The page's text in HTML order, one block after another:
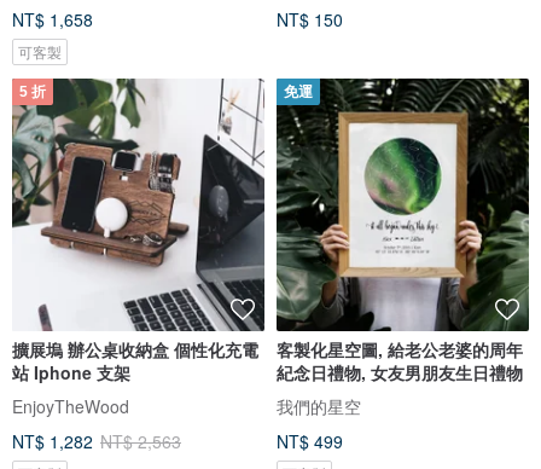
NT$ 1,658
可客製
NT$ 150
5 折
擴展塢 辦公桌收納盒 個性化充電
站 Iphone 支架
EnjoyTheWood
NT$ 1,282 NT$ 2,563
免運
客製化星空圖, 給老公老婆的周年
紀念日禮物, 女友男朋友生日禮物
我們的星空
NT$ 499